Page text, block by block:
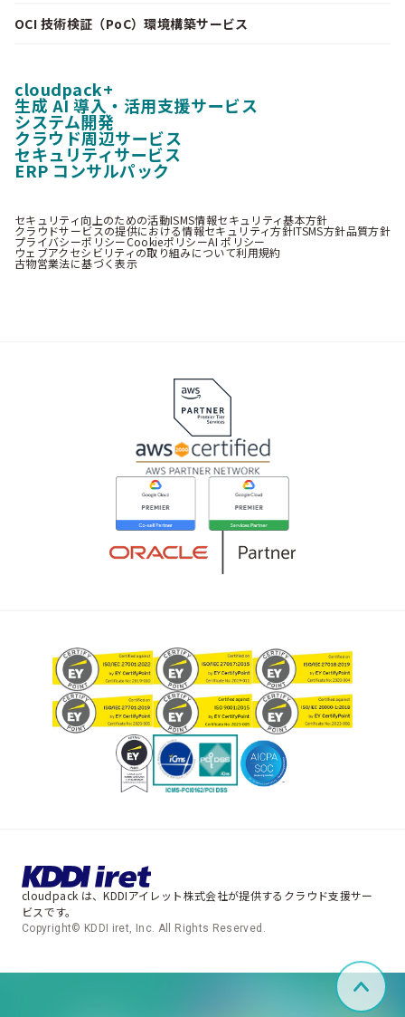
OCI 技術検証（PoC）環境構築サービス
cloudpack+
生成 AI 導入・活用支援サービス
システム開発
クラウド周辺サービス
セキュリティサービス
ERP コンサルパック
セキュリティ向上のための活動ISMS情報セキュリティ基本方針
クラウドサービスの提供における情報セキュリティ方針ITSMS方針品質方針
プライバシーポリシーCookieポリシーAI ポリシー
ウェブアクセシビリティの取り組みについて利用規約
古物営業法に基づく表示
cloudpack は、KDDIアイレット株式会社が提供するクラウド支援サー
ビスです。
Copyright© KDDI iret, Inc. All Rights Reserved.
ペ